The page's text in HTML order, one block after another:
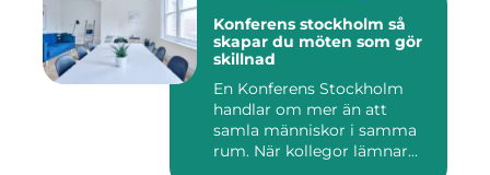
Konferens stockholm så
skapar du möten som gör
skillnad
En Konferens Stockholm
handlar om mer än att
samla människor i samma
rum. När kollegor lämnar